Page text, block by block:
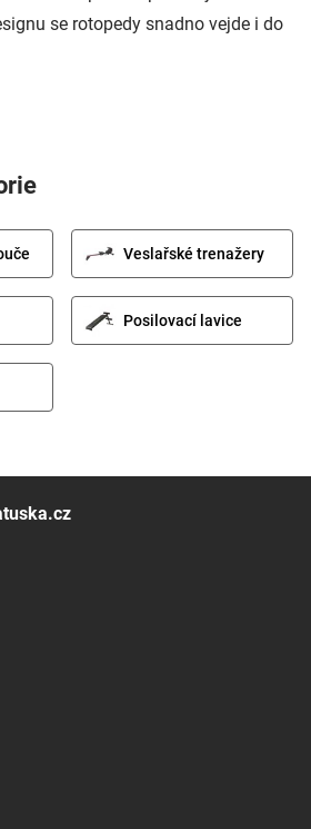
se rotopedy snadno vejde i do
Veslařské trenažery
Posilovací lavice